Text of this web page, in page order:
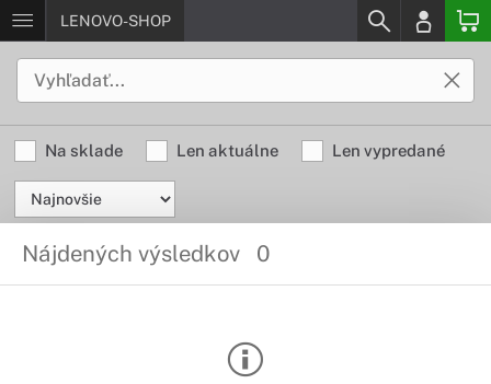
LENOVO-SHOP
Na sklade Len aktuálne Len vypredané
Nájdených výsledkov 0